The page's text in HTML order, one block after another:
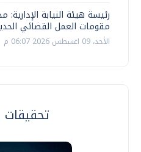
رئيسة هيئة النيابة الإدارية:
مقومات العمل القضائي
الأحد، 09 اغسطس 2026 06:07 م
تحقيقات